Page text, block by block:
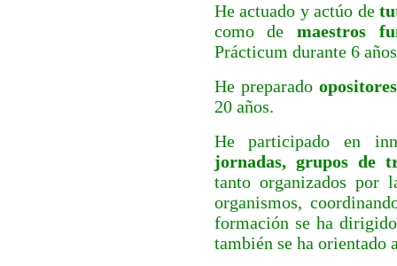
He actuado y actúo de
como de maestros
Prácticum durante 6
He preparadoopositores
20 años.
He participado en
jornadas, grupos de
tanto organizados por
organismos,
formación se ha
también se ha orientado